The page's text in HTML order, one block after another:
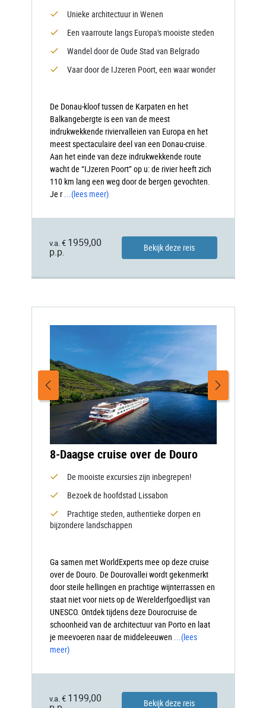
Unieke architectuur in Wenen
Een vaarroute langs Europa's mooiste steden
Wandel door de Oude Stad van Belgrado
Vaar door de IJzeren Poort, een waar wonder
De Donau-kloof tussen de Karpaten en het
Balkangebergte is een van de meest
indrukwekkende riviervalleien van Europa en het
meest spectaculaire deel van een Donau-cruise.
Aan het einde van deze indrukwekkende route
wacht de “IJzeren Poort” op u: de rivier heeft zich
110 km lang een weg door de bergen gevochten.
Je r ...(lees meer)
v.a. € 1959,00
p.p.
Bekijk deze reis
8-Daagse cruise over de Douro
De mooiste excursies zijn inbegrepen!
Bezoek de hoofdstad Lissabon
Prachtige steden, authentieke dorpen en
bijzondere landschappen
Ga samen met WorldExperts mee op deze cruise
over de Douro. De Dourovallei wordt gekenmerkt
door steile hellingen en prachtige wijnterrassen en
staat niet voor niets op de Werelderfgoedlijst van
UNESCO. Ontdek tijdens deze Dourocruise de
schoonheid van de architectuur van Porto en laat
je meevoeren naar de middeleeuwen ...(lees
meer)
v.a. € 1199,00
Bekijk deze reis